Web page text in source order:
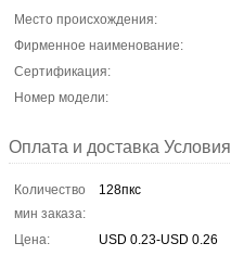
Место происхождения:
Фирменное наименование:
Сертификация:
Номер модели:
Оплата и доставка Условия
Количество
мин заказа:
128пкс
Цена:
USD 0.23-USD 0.26